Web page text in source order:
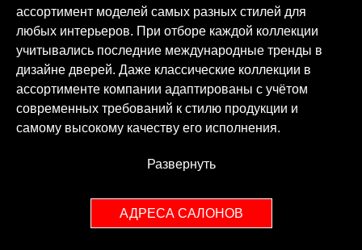
ассортимент моделей самых разных стилей для
любых интерьеров. При отборе каждой коллекции
учитывались последние международные тренды в
дизайне дверей. Даже классические коллекции в
ассортименте компании адаптированы с учётом
современных требований к стилю продукции и
самому высокому качеству его исполнения.
Развернуть
АДРЕСА САЛОНОВ